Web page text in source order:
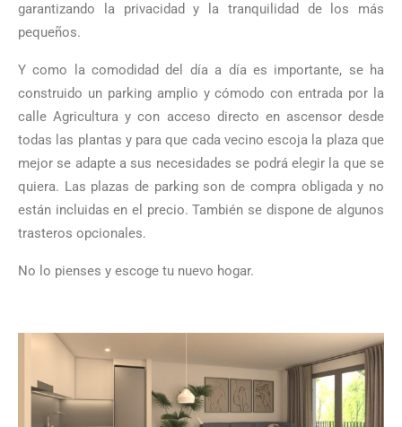
garantizando la privacidad y la tranquilidad de los más
pequeños.
Y como la comodidad del día a día es importante, se ha
construido un parking amplio y cómodo con entrada por la
calle Agricultura y con acceso directo en ascensor desde
todas las plantas y para que cada vecino escoja la plaza que
mejor se adapte a sus necesidades se podrá elegir la que se
quiera. Las plazas de parking son de compra obligada y no
están incluidas en el precio. También se dispone de algunos
trasteros opcionales.
No lo pienses y escoge tu nuevo hogar.